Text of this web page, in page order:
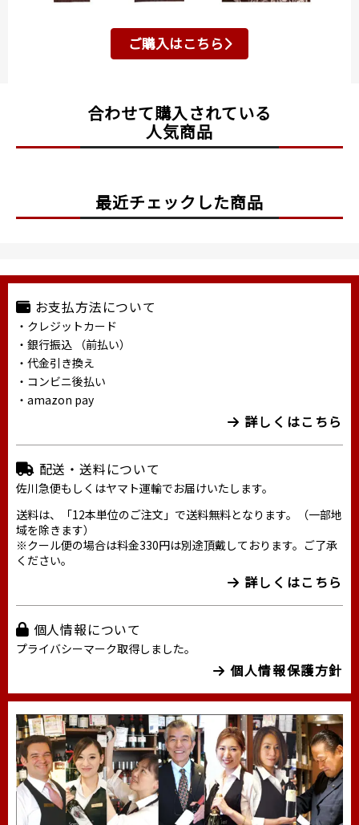
ご購入はこちら
合わせて購入されている
人気商品
最近チェックした商品
お支払方法について
・クレジットカード
・銀行振込 （前払い）
・代金引き換え
・コンビニ後払い
・amazon pay
詳しくはこちら
配送・送料について
佐川急便もしくはヤマト運輸でお届けいたします。
送料は、「12本単位のご注文」で送料無料となります。（一部地
域を除きます）
※クール便の場合は料金330円は別途頂戴しております。ご了承
ください。
詳しくはこちら
個人情報について
プライバシーマーク取得しました。
個人情報保護方針